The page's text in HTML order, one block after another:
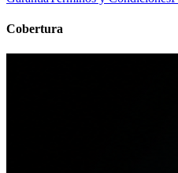
Cobertura